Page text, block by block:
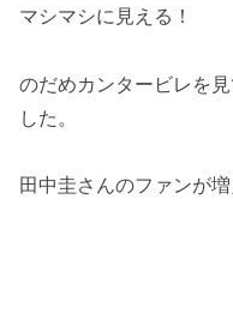
マシマシに見える！
のだめカンタービレを
した。
田中圭さんのファンが